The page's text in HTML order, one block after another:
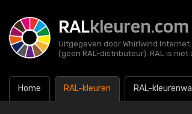
RALkleuren.com
Uitgegeven door Whirlwind
(geen RAL-distributeur). RAL is
Home RAL-kleuren RAL-